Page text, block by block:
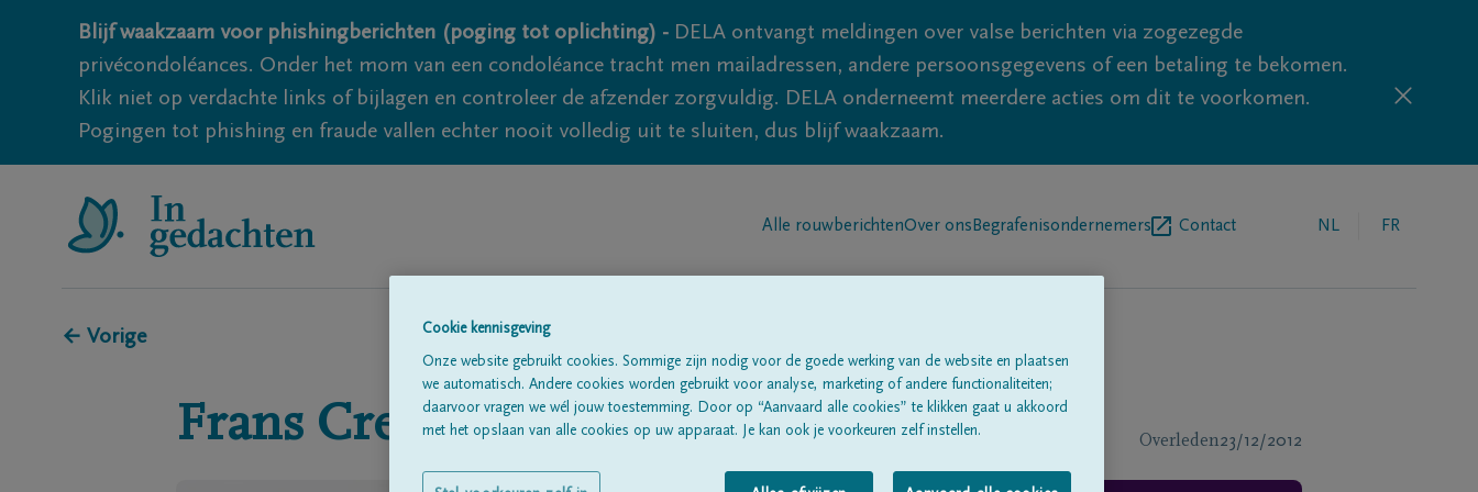
Blijf waakzaam voor phishingberichten (poging tot oplichting) - DELA ontvangt meldingen over valse berichten via zogezegde
privécondoléances. Onder het mom van een condoléance tracht men mailadressen, andere persoonsgegevens of een betaling te bekomen.
Klik niet op verdachte links of bijlagen en controleer de afzender zorgvuldig. DELA onderneemt meerdere acties om dit te voorkomen.
Pogingen tot phishing en fraude vallen echter nooit volledig uit te sluiten, dus blijf waakzaam.
Alle rouwberichtenOver ons Begrafenisondernemers Contact NL FR
← Vorige
Frans Crepeele Overleden23/12/2012
Cookie kennisgeving
Onze website gebruikt cookies. Sommige zijn nodig voor de goede werking van de website en plaatsen
we automatisch. Andere cookies worden gebruikt voor analyse, marketing of andere functionaliteiten;
daarvoor vragen we wél jouw toestemming. Door op “Aanvaard alle cookies” te klikken gaat u akkoord
met het opslaan van alle cookies op uw apparaat. Je kan ook je voorkeuren zelf instellen.